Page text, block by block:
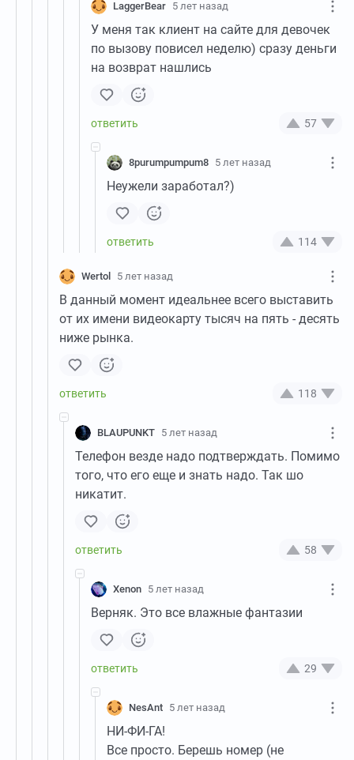
LaggerBear 5 лет назад
У меня так клиент на сайте для девочек
по вызову повисел неделю) сразу деньги
на возврат нашлись
57
8purumpumpum8 5 лет назад
Неужели заработал?)
114
Wertol 5 лет назад
В данный момент идеальнее всего выставить
от их имени видеокарту тысяч на пять - десять
ниже рынка.
118
BLAUPUNKT 5 лет назад
Телефон везде надо подтверждать. Помимо
того, что его еще и знать надо. Так шо
никатит.
58
Xenon 5 лет назад
Верняк. Это все влажные фантазии
29
NesAnt 5 лет назад
НИ-ФИ-ГА!
Все просто. Берешь номер (не